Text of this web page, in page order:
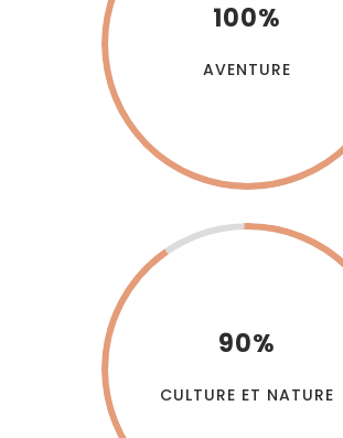
100%
AVENTURE
90%
CULTURE ET NATURE